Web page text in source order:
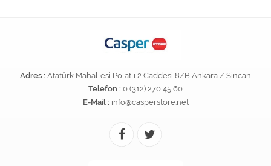
Adres : Atatürk Mahallesi Polatlı 2 Caddesi 8/B Ankara / Sincan
Telefon : 0 (312) 270 45 60
E-Mail : info@casperstore.net